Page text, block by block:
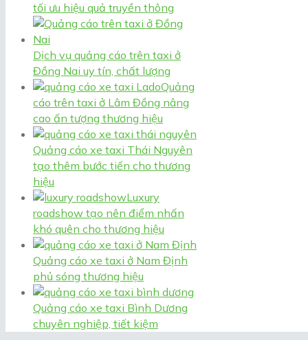
tối ưu hiệu quả truyền thông
Dịch vụ quảng cáo trên taxi ở
Đồng Nai uy tín, chất lượng
Quảng
cáo trên taxi ở Lâm Đồng nâng
cao ấn tượng thương hiệu
Quảng cáo xe taxi Thái Nguyên
tạo thêm bước tiến cho thương
hiệu
Luxury
roadshow tạo nên điểm nhấn
khó quên cho thương hiệu
Quảng cáo xe taxi ở Nam Định
phủ sóng thương hiệu
Quảng cáo xe taxi Bình Dương
chuyên nghiệp, tiết kiệm